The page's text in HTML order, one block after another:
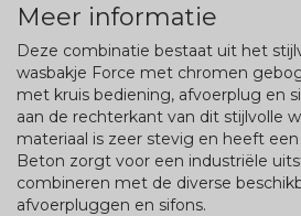
Meer informatie
Deze combinatie bestaat uit het
wasbakje Force met chromen
met kruis bediening, afvoerplug en
aan de rechterkant van dit stijlvolle
materiaal is zeer stevig en heeft
Beton zorgt voor een industriële
combineren met de diverse
afvoerpluggen en sifons.